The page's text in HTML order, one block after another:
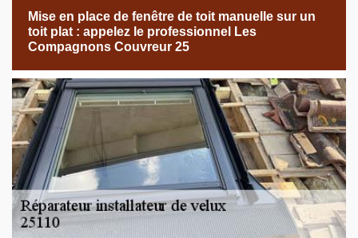
Mise en place de fenêtre de toit manuelle sur un
toit plat : appelez le professionnel Les
Compagnons Couvreur 25